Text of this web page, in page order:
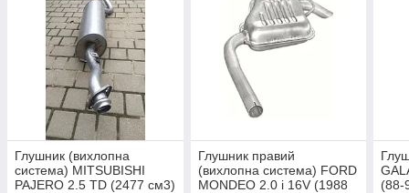
Глушник (вихлопна
система) MITSUBISHI
PAJERO 2.5 TD (2477 см3)
Глушник правий
(вихлопна система) FORD
MONDEO 2.0 i 16V (1988
(88-